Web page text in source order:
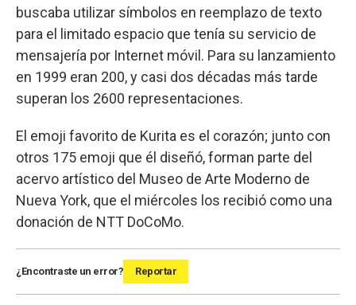
buscaba utilizar símbolos en reemplazo de texto
para el limitado espacio que tenía su servicio de
mensajería por Internet móvil. Para su lanzamiento
en 1999 eran 200, y casi dos décadas más tarde
superan los 2600 representaciones.
El emoji favorito de Kurita es el corazón; junto con
otros 175 emoji que él diseñó, forman parte del
acervo artístico del Museo de Arte Moderno de
Nueva York, que el miércoles los recibió como una
donación de NTT DoCoMo.
¿Encontraste un error? Reportar